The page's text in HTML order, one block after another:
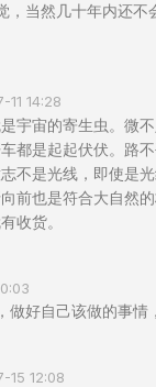
，当然几十年内还
11 14:28
宇宙的寄生虫。微
都是起起伏伏。路
不是光线，即使是
前也是符合大自然
收货。
做好自己该做的事情
15 12:08